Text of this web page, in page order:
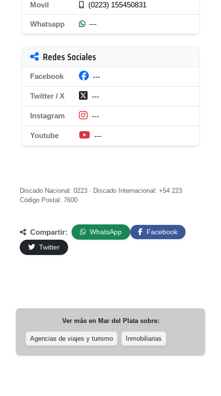
Movil (0223) 155450831
Whatsapp ---
Redes Sociales
Facebook ---
Twitter / X ---
Instagram ---
Youtube ---
Discado Nacional: 0223 · Discado Internacional: +54 223
Código Postal: 7600
Compartir: WhatsApp
Facebook
Twitter
Ver más en Mar del Platasobre:
Agencias de viajes y turismo Inmobiliarias